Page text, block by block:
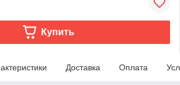
Купить
Доставка Оплата